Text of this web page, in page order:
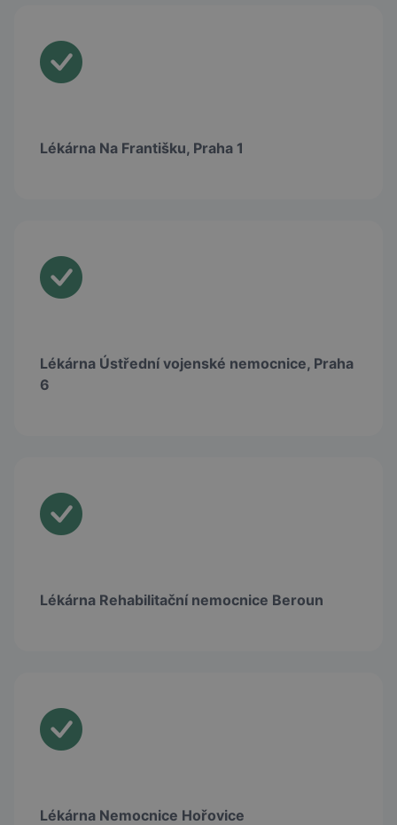
Lékárna Na Františku, Praha 1
Lékárna Ústřední vojenské nemocnice, Praha
6
Lékárna Rehabilitační nemocnice Beroun
Lékárna Nemocnice Hořovice